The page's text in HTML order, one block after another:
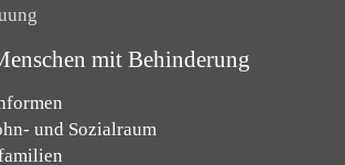
mit Behinderung
und Sozialraum